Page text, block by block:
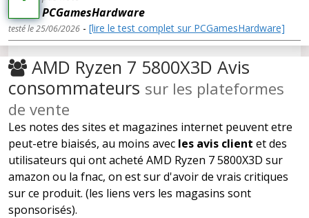
PCGamesHardware
testé le 25/06/2026 - [lire le test complet sur PCGamesHardware]
AMD Ryzen 7 5800X3D Avis
consommateurs sur les plateformes
de vente
Les notes des sites et magazines internet peuvent etre
peut-etre biaisés, au moins avec les avis client et des
utilisateurs qui ont acheté AMD Ryzen 7 5800X3D sur
amazon ou la fnac, on est sur d'avoir de vrais critiques
sur ce produit. (les liens vers les magasins sont
sponsorisés).